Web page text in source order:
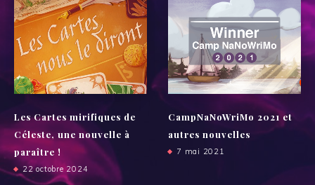
Les Cartes mirifiques de
Céleste, une nouvelle à
paraître !
22 octobre 2024
CampNaNoWriMo 2021 et
autres nouvelles
7 mai 2021